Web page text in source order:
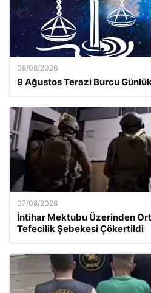
08/08/2026
9 Ağustos Terazi Burcu
07/08/2026
İntihar Mektubu Üzerinden
Tefecilik Şebekesi Çökertildi